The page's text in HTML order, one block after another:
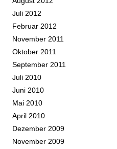
Juli 2012
Februar 2012
November 2011
Oktober 2011
September 2011
Juli 2010
Juni 2010
Mai 2010
April 2010
Dezember 2009
November 2009